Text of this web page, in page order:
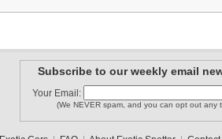
Subscribe to our weekly email
Your Email:
(We NEVER spam, and you can opt out any